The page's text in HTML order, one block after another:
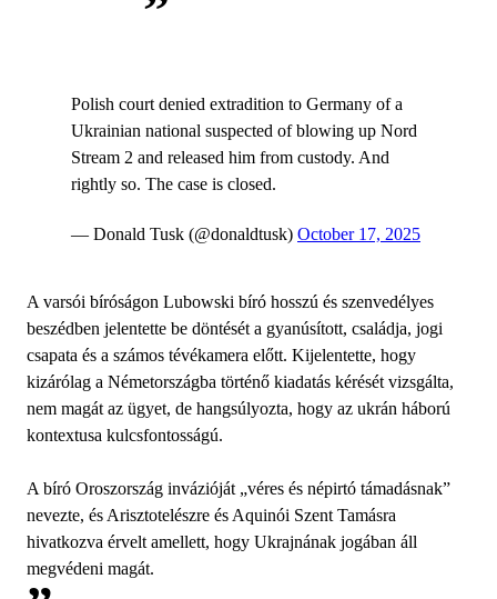
Polish court denied extradition to Germany of a
Ukrainian national suspected of blowing up Nord
Stream 2 and released him from custody. And
rightly so. The case is closed.
— Donald Tusk (@donaldtusk) October 17, 2025
A varsói bíróságon Lubowski bíró hosszú és szenvedélyes
beszédben jelentette be döntését a gyanúsított, családja, jogi
csapata és a számos tévékamera előtt. Kijelentette, hogy
kizárólag a Németországba történő kiadatás kérését vizsgálta,
nem magát az ügyet, de hangsúlyozta, hogy az ukrán háború
kontextusa kulcsfontosságú.
A bíró Oroszország invázióját „véres és népirtó támadásnak”
nevezte, és Arisztotelészre és Aquinói Szent Tamásra
hivatkozva érvelt amellett, hogy Ukrajnának jogában áll
megvédeni magát.